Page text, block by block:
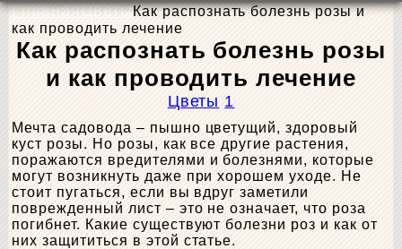
ГлавнаяЦветыКак распознать болезнь розы и
как проводить лечение
Как распознать болезнь розы
и как проводить лечение
Цветы 1
Мечта садовода – пышно цветущий, здоровый
куст розы. Но розы, как все другие растения,
поражаются вредителями и болезнями, которые
могут возникнуть даже при хорошем уходе. Не
стоит пугаться, если вы вдруг заметили
поврежденный лист – это не означает, что роза
погибнет. Какие существуют болезни роз и как от
них защититься в этой статье.